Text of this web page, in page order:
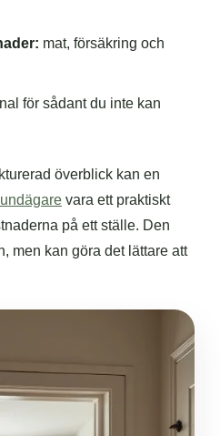
mat, försäkring och
för sådant du inte kan
överblick kan en
vara ett praktiskt
på ett ställe. Den
men kan göra det lättare att